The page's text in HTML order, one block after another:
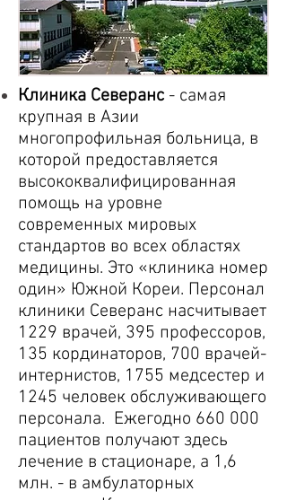
Клиника Северанс - самая
крупная в Азии
многопрофильная больница, в
которой предоставляется
высококвалифицированная
помощь на уровне
современных мировых
стандартов во всех областях
медицины. Это «клиника номер
один» Южной Кореи. Персонал
клиники Северанс насчитывает
1229 врачей, 395 профессоров,
135 кординаторов, 700 врачей-
интернистов, 1755 медсестер и
1245 человек обслуживающего
персонала. Ежегодно 660 000
пациентов получают здесь
лечение в стационаре, а 1,6
млн. - в амбулаторных